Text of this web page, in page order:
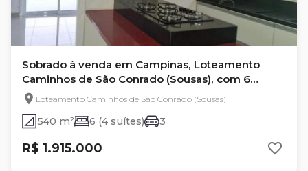
Sobrado à venda em Campinas, Loteamento
Caminhos de São Conrado (Sousas), com 6
quartos, com 540 m²
Loteamento Caminhos de São Conrado (Sousas)
540 m² 6 (4 suítes) 3
R$ 1.915.000